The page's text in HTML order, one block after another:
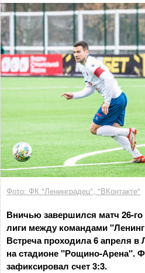
Фото: ФК "Ленинградец", "ВКонтакте"
Вничью завершился матч 26-
лиги между командами
Встреча проходила 6 апреля в
на стадионе "Рощино-Арена".
зафиксировал счет 3:3.